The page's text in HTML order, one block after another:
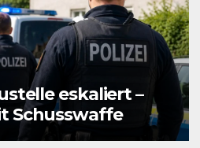
eskaliert –
Schusswaffe